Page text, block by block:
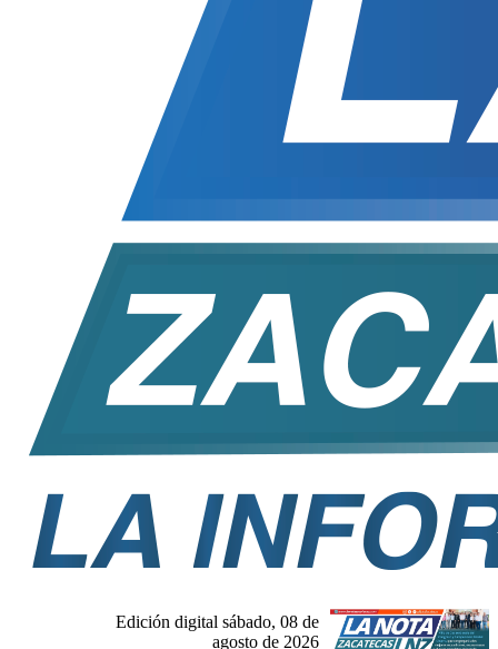
Edición digital sábado, 08 de
agosto de 2026